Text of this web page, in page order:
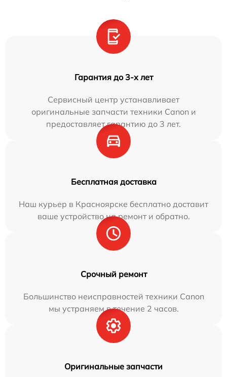
Гарантия до 3-х лет
Сервисный центр устанавливает
оригинальные запчасти техники Canon и
предоставляет гарантию до 3 лет.
Бесплатная доставка
Наш курьер в Красноярске бесплатно доставит
ваше устройство на ремонт и обратно.
Срочный ремонт
Большинство неисправностей техники Canon
мы устраняем в течение 2 часов.
Оригинальные запчасти